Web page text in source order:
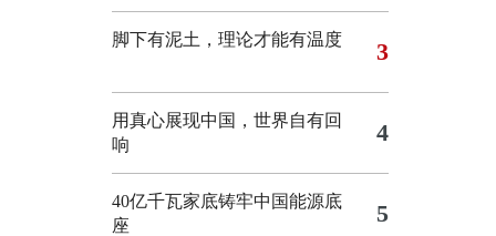
脚下有泥土，理论才能有温度 3
用真心展现中国，世界自有回
响
4
40亿千瓦家底铸牢中国能源底
座
5